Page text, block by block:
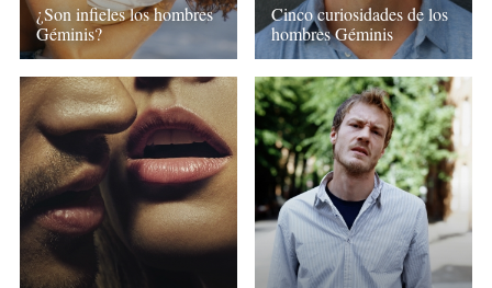
¿Son infieles los hombres
Géminis?
Cinco curiosidades de los
hombres Géminis